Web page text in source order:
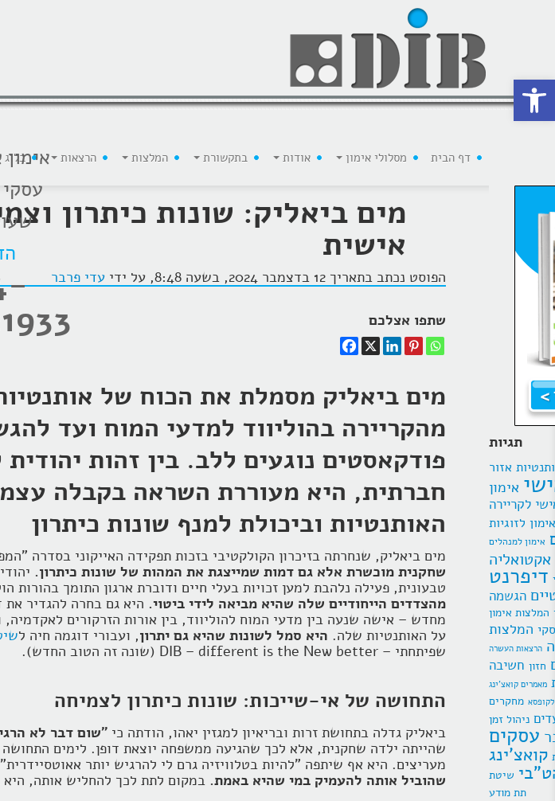
דף הבית מסלולי אימון אודות בתקשורת המלצות הרצאות בלוג
תגיות
אזור
אימון
לקריירה
אימון לזוגיות
אימון למנהלים
אקטואליה
דיפרנט
הגשמה
המלצות אימון
המלצות
הרצאות העשרה
חזון חשיבה
מאמרים קואצ'ינג
מחקרים
ניהול זמן
עסקים
קואצ'ינג
תת מודע
מים ביאליק: שונות כיתרון
אישית
הפוסט נכתב בתאריך 12 בדצמבר 2024, בשעה 8:48, על ידי עדי פרבר
שתפו אצלכם
מים ביאליק מסמלת את הכוח של אותנטיות
מהקריירה בהוליווד למדעי המוח ועד
פודקאסטים נוגעים ללב. בין זהות יהודית
חברתית, היא מעוררת השראה בקבלה
האותנטיות וביכולת למנף שונות כיתרון
מים ביאליק, שנחרתה בזיכרון הקולקטיבי בזכות תפקידה האייקוני בסדרה
שחקנית מוכשרת אלא גם דמות שמייצגת את המהות של שונות כיתרון.
טבעונית, פעילה נלהבת למען זכויות בעלי חיים ודוברת ארגון התומך בהורות
מהצדדים הייחודיים שלה שהיא מביאה לידי ביטוי. היא גם בחרה להגדיר
מחדש – אישה שנעה בין מדעי המוח להוליווד, בין אורות הזרקורים
על האותנטיות שלה. היא סמל לשונות שהיא גם יתרון, ועבורי דוגמה חיה ל
שפיתחתי – DIB – different is the New better (שונה זה הטוב החדש).
התחושה של אי-שייכות: שונות כיתרון לצמיחה
ביאליק גדלה בתחושת זרות ובריאיון למגזין יאהו, הודתה כי "שום דבר לא
שהייתה ילדה שחקנית, אלא לכך שהגיעה ממשפחה יוצאת דופן. לימים
מעריצים. היא אף שיתפה "להיות בטלוויזיה גרם לי להרגיש יותר
שהוביל אותה להעמיק במי שהיא באמת. במקום לתת לכך להחליש אותה, היא